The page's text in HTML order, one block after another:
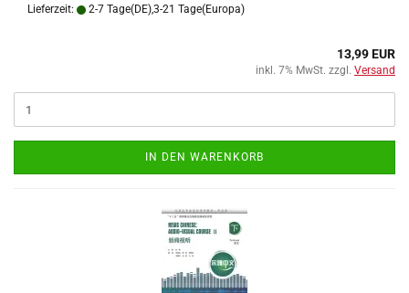
Lieferzeit: 2-7 Tage(DE),3-21 Tage(Europa)
13,99 EUR
inkl. 7% MwSt. zzgl. Versand
IN DEN WARENKORB